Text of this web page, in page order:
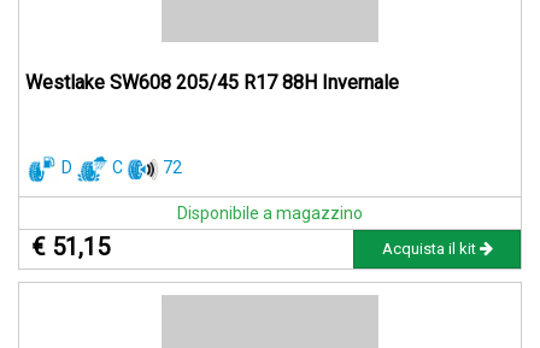
Westlake SW608 205/45 R17 88H Invernale
D C 72
Disponibile a magazzino
€ 51,15 Acquista il kit